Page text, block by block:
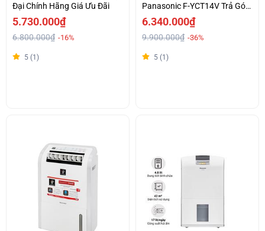
Đại Chính Hãng Giá Ưu Đãi
5.730.000₫
6.800.000₫ -16%
5 (1)
Panasonic F-YCT14V Trả Góp
0%
6.340.000₫
9.900.000₫ -36%
5 (1)